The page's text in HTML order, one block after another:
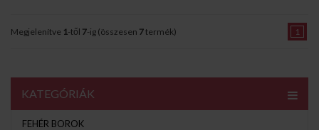
Megjelenítve 1-től 7-ig (összesen 7termék) 1
KATEGÓRIÁK
FEHÉR BOROK